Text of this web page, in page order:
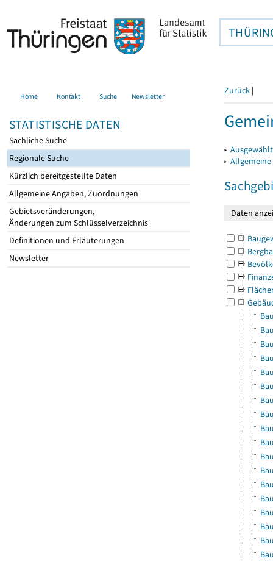
Home Kontakt Suche Newsletter
STATISTISCHE DATEN
Sachliche Suche
Regionale Suche
Kürzlich bereitgestellte Daten
Allgemeine Angaben, Zuordnungen
Gebietsveränderungen,
Änderungen zum Schlüsselverzeichnis
Definitionen und Erläuterungen
Newsletter
Zurück |
▸
▸